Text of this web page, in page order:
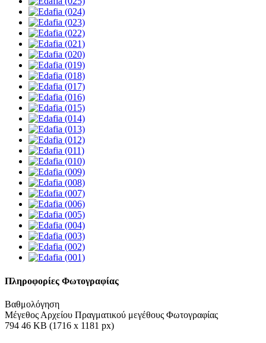
Πληροφορίες Φωτογραφίας
Βαθμολόγηση
Μέγεθος Αρχείου Πραγματικού μεγέθους Φωτογραφίας
794 46 KB (1716 x 1181 px)